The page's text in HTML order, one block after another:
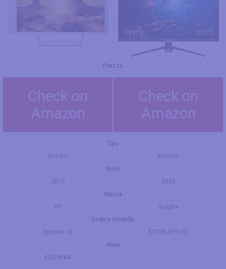
Prezzo
Check on
Amazon
Check on
Amazon
Tipo
Monitor
Monitor
Anno
2015
2020
Marca
HP
Sceptre
Codice Modello
Spectre 32
E275B-FPT165
Alias
K3Q96AA